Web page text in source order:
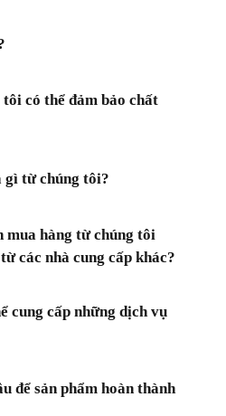
có thể đảm bảo chất
gì từ chúng tôi?
mua hàng từ chúng tôi
các nhà cung cấp khác?
cung cấp những dịch vụ
để sản phẩm hoàn thành